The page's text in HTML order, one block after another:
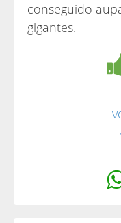
conseguido
gigantes.